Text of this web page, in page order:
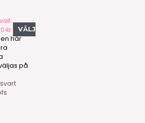
kr
VÄLJ
här
på